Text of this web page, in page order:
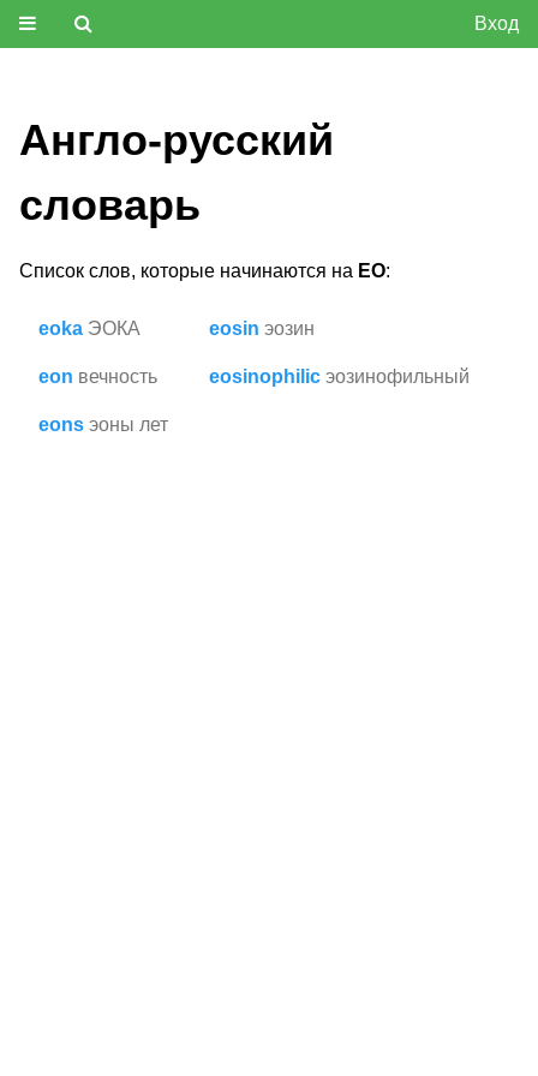
Вход
Англо-русский
словарь
Список слов, которые начинаются на EO:
eoka ЭОКА eosin эозин
eon вечность eosinophilic эозинофильный
eons эоны лет